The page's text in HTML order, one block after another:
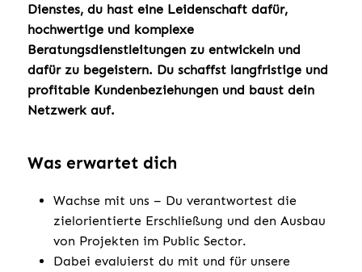
Dienstes, du hast eine Leidenschaft dafür,
hochwertige und komplexe
Beratungsdienstleitungen zu entwickeln und
dafür zu begeistern. Du schaffst langfristige und
profitable Kundenbeziehungen und baust dein
Netzwerk auf.
Was erwartet dich
Wachse mit uns – Du verantwortest die
zielorientierte Erschließung und den Ausbau
von Projekten im Public Sector.
Dabei evaluierst du mit und für unsere